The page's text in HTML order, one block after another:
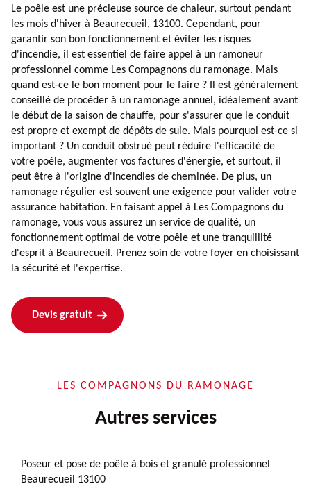
Le poêle est une précieuse source de chaleur, surtout pendant
les mois d'hiver à Beaurecueil, 13100. Cependant, pour
garantir son bon fonctionnement et éviter les risques
d'incendie, il est essentiel de faire appel à un ramoneur
professionnel comme Les Compagnons du ramonage. Mais
quand est-ce le bon moment pour le faire ? Il est généralement
conseillé de procéder à un ramonage annuel, idéalement avant
le début de la saison de chauffe, pour s'assurer que le conduit
est propre et exempt de dépôts de suie. Mais pourquoi est-ce si
important ? Un conduit obstrué peut réduire l'efficacité de
votre poêle, augmenter vos factures d'énergie, et surtout, il
peut être à l'origine d'incendies de cheminée. De plus, un
ramonage régulier est souvent une exigence pour valider votre
assurance habitation. En faisant appel à Les Compagnons du
ramonage, vous vous assurez un service de qualité, un
fonctionnement optimal de votre poêle et une tranquillité
d'esprit à Beaurecueil. Prenez soin de votre foyer en choisissant
la sécurité et l'expertise.
Devis gratuit
LES COMPAGNONS DU RAMONAGE
Autres services
Poseur et pose de poêle à bois et granulé professionnel
Beaurecueil 13100